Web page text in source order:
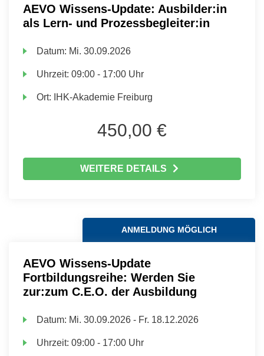
AEVO Wissens-Update: Ausbilder:in
als Lern- und Prozessbegleiter:in
Datum: Mi. 30.09.2026
Uhrzeit:09:00 - 17:00 Uhr
Ort: IHK-Akademie Freiburg
450,00 €
WEITERE DETAILS
ANMELDUNG MÖGLICH
AEVO Wissens-Update
Fortbildungsreihe: Werden Sie
zur:zum C.E.O. der Ausbildung
Datum: Mi. 30.09.2026 - Fr. 18.12.2026
Uhrzeit:09:00 - 17:00 Uhr